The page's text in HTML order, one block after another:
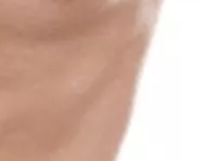
أفضل الأطعمة لفقدان